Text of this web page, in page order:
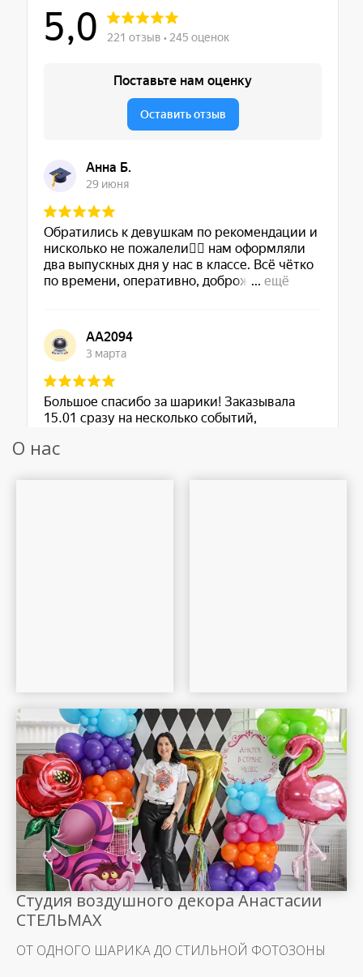
О нас
Студия воздушного декора Анастасии
СТЕЛЬМАХ
ОТ ОДНОГО ШАРИКА ДО СТИЛЬНОЙ ФОТОЗОНЫ